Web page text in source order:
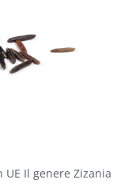
UE Il genere Zizania